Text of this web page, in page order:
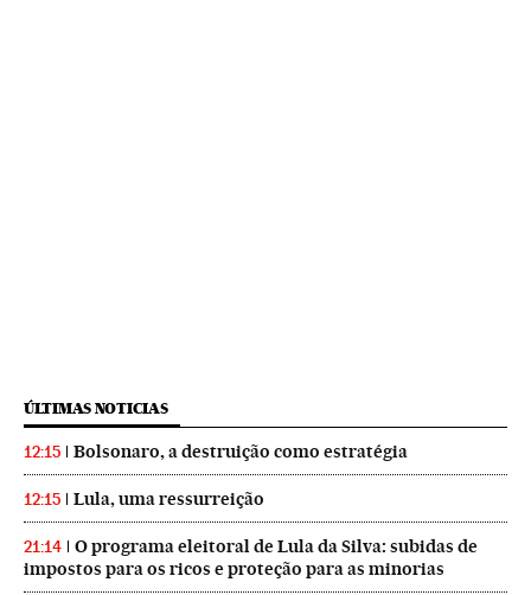
ÚLTIMAS NOTICIAS
12:15 Bolsonaro, a destruição como estratégia
12:15 Lula, uma ressurreição
21:14
O programa eleitoral de Lula da Silva: subidas de
impostos para os ricos e proteção para as minorias